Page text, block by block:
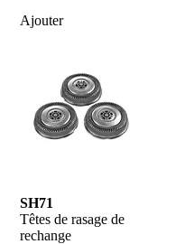
Ajouter
SH71
Têtes de rasage de
rechange